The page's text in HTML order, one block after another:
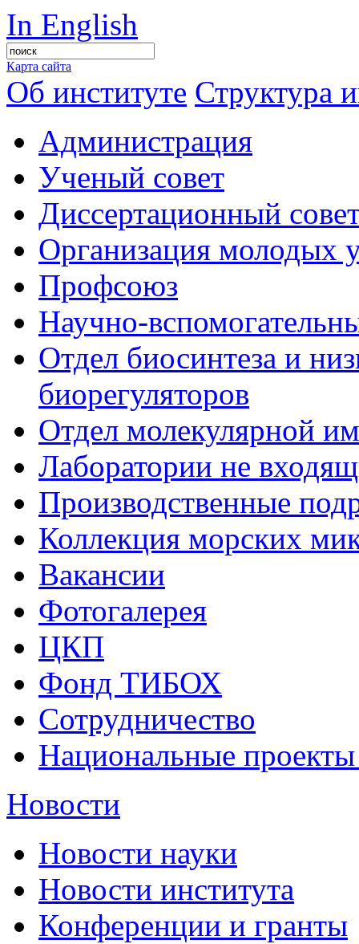
In English
Карта сайта
Об институте Структура
Администрация
Ученый совет
Диссертационный
Организация молодых
Профсоюз
Научно-
Отдел биосинтеза и
биорегуляторов
Отдел молекулярной
Лаборатории не
Производственные
Коллекция морских
Вакансии
Фотогалерея
ЦКП
Фонд ТИБОХ
Сотрудничество
Национальные
Новости
Новости науки
Новости института
Конференции и гранты